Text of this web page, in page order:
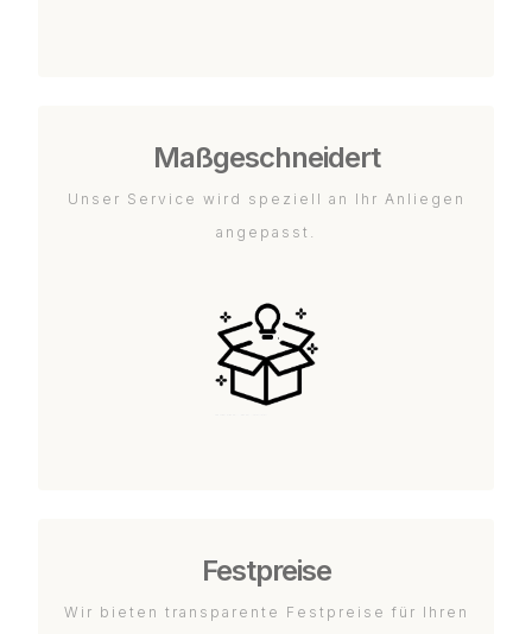
Maßgeschneidert
Unser Service wird speziell an Ihr Anliegen
angepasst.
Festpreise
Wir bieten transparente Festpreise für Ihren